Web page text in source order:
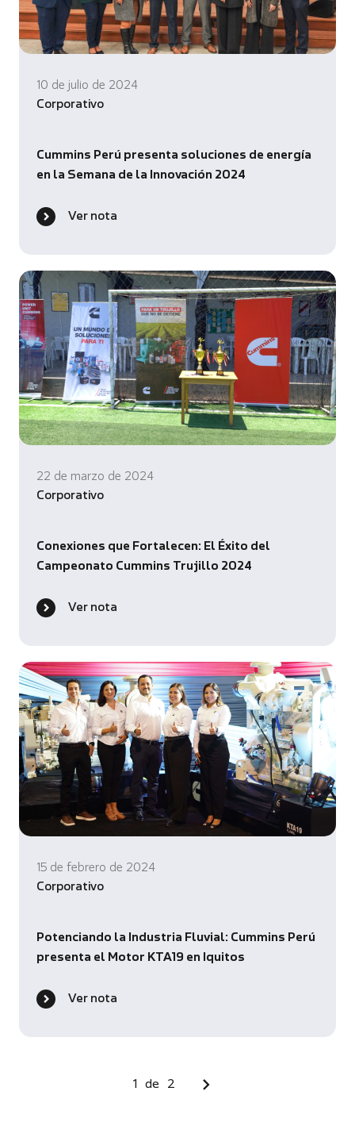
10 de julio de 2024
Corporativo
Cummins Perú presenta soluciones de energía
en la Semana de la Innovación 2024
Ver nota
22 de marzo de 2024
Corporativo
Conexiones que Fortalecen: El Éxito del
Campeonato Cummins Trujillo 2024
Ver nota
15 de febrero de 2024
Corporativo
Potenciando la Industria Fluvial: Cummins Perú
presenta el Motor KTA19 en Iquitos
Ver nota
1 de 2